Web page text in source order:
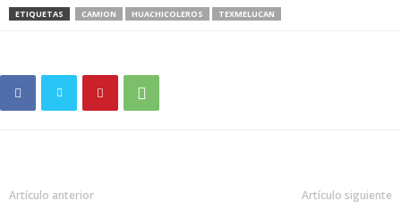
ETIQUETAS CAMION HUACHICOLEROS TEXMELUCAN
Artículo anterior Artículo siguiente